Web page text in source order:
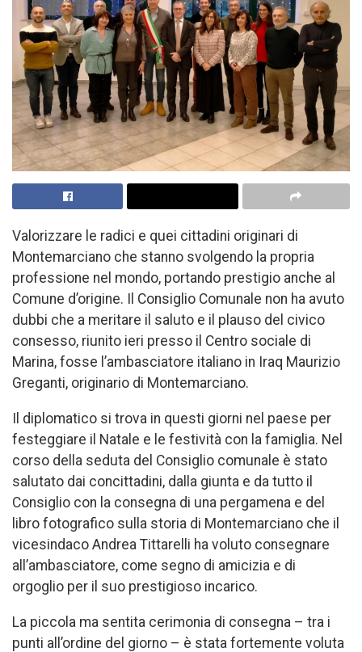
Valorizzare le radici e quei cittadini originari di
Montemarciano che stanno svolgendo la propria
professione nel mondo, portando prestigio anche al
Comune d’origine. Il Consiglio Comunale non ha avuto
dubbi che a meritare il saluto e il plauso del civico
consesso, riunito ieri presso il Centro sociale di
Marina, fosse l’ambasciatore italiano in Iraq Maurizio
Greganti, originario di Montemarciano.
Il diplomatico si trova in questi giorni nel paese per
festeggiare il Natale e le festività con la famiglia. Nel
corso della seduta del Consiglio comunale è stato
salutato dai concittadini, dalla giunta e da tutto il
Consiglio con la consegna di una pergamena e del
libro fotografico sulla storia di Montemarciano che il
vicesindaco Andrea Tittarelli ha voluto consegnare
all’ambasciatore, come segno di amicizia e di
orgoglio per il suo prestigioso incarico.
La piccola ma sentita cerimonia di consegna – tra i
punti all’ordine del giorno – è stata fortemente voluta